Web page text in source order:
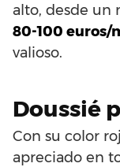
alto, desde un
80-100 euros/
valioso.
Doussié
Con su color
apreciado en